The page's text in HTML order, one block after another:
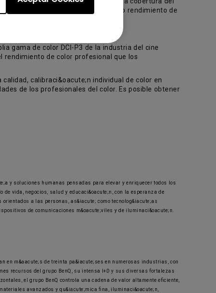
(LUT) 3D de 14 bits y un preciso rendimiento de
gama de color DCI-P3 de la industria del cine
rendimiento de color profesional que los
calibraci&oacute;n individual de color en
de los profesionales del color. Es posible obtener
y soluciones humanas pensadas para elevar y enriquecer todos los
vida, negocios, salud y educaci&oacute;n, con la esperanza de
a las personas, as&iacute; como tecnolog&iacute;as
de comunicaciones m&oacute;viles y de iluminaci&oacute;n.
en m&aacute;s de treinta pa&iacute;ses en numerosas industrias, con
recursos del grupo BenQ, su intensa I+D y sus diversas fortalezas
el grupo BenQ controla una cadena de valor altamente eficiente,
avanzados y qu&iacute;mica fina, iluminaci&oacute;n,